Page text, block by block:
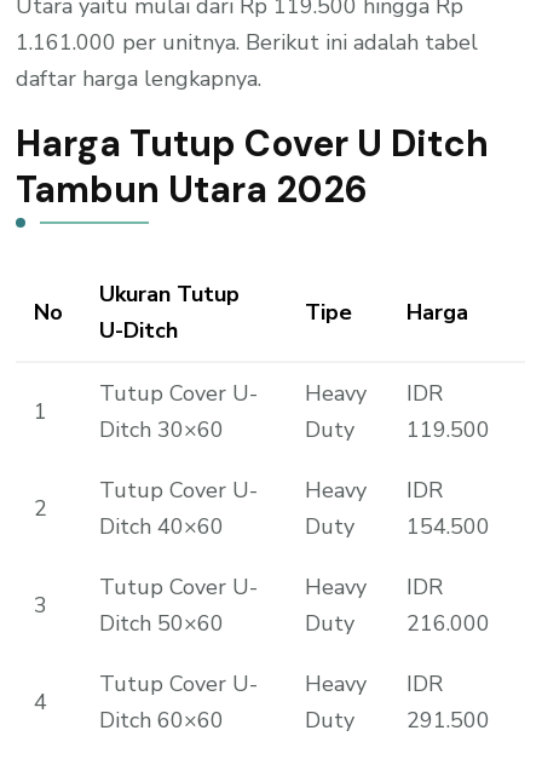
Utara yaitu mulai dari Rp 119.500 hingga Rp
1.161.000 per unitnya. Berikut ini adalah tabel
daftar harga lengkapnya.
Harga Tutup Cover U Ditch
Tambun Utara 2026
No
Ukuran Tutup
U-Ditch
Tipe Harga
1
Tutup Cover U-
Ditch 30×60
Heavy
Duty
IDR
119.500
2
Tutup Cover U-
Ditch 40×60
Heavy
Duty
IDR
154.500
3
Tutup Cover U-
Ditch 50×60
Heavy
Duty
IDR
216.000
4
Tutup Cover U-
Ditch 60×60
Heavy
Duty
IDR
291.500